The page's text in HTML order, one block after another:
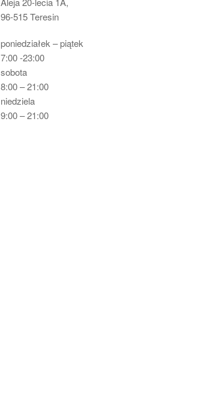
96-515 Teresin
poniedziałek – piątek
7:00 -23:00
sobota
8:00 – 21:00
niedziela
9:00 – 21:00